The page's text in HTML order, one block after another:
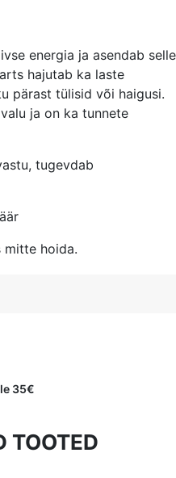
energia ja asendab selle
hajutab ka laste
pärast tülisid või haigusi.
ja on ka tunnete
tugevdab
mitte hoida.
35€
TOOTED